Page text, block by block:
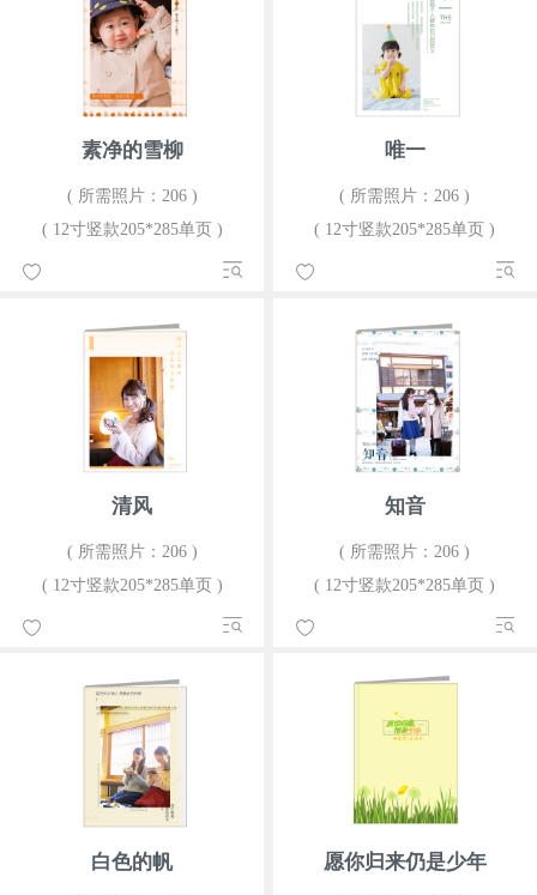
素净的雪柳
( 所需照片：206 )
( 12寸竖款205*285单页 )
唯一
( 所需照片：206 )
( 12寸竖款205*285单页 )
清风
( 所需照片：206 )
( 12寸竖款205*285单页 )
知音
( 所需照片：206 )
( 12寸竖款205*285单页 )
白色的帆 愿你归来仍是少年